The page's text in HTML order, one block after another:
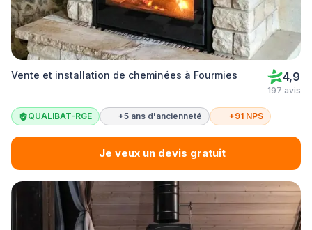
Vente et installation de cheminées à Fourmies 4,9
197 avis
QUALIBAT-RGE +5 ans d'ancienneté +91 NPS
Je veux un devis gratuit